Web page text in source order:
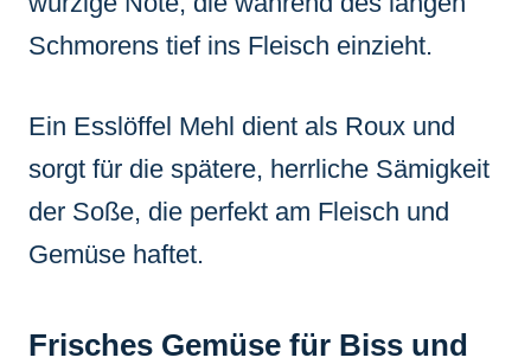
Schmorens tief ins Fleisch einzieht.
Ein Esslöffel Mehl dient als Roux und
sorgt für die spätere, herrliche Sämigkeit
der Soße, die perfekt am Fleisch und
Gemüse haftet.
Frisches Gemüse für Biss und